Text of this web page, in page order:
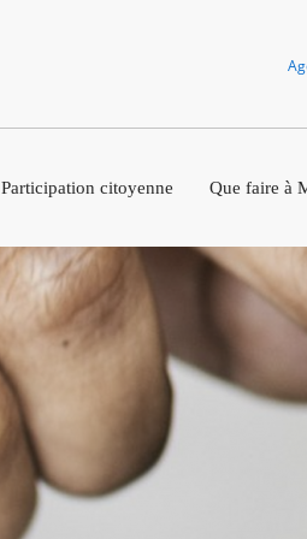
Participation citoyenne Que faire à